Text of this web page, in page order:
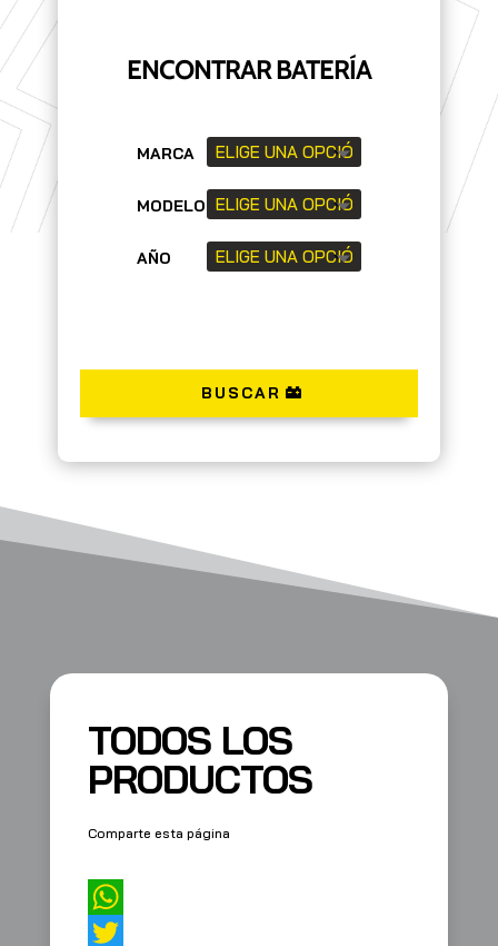
ENCONTRAR BATERÍA
MARCA
MODELO
AÑO
BUSCAR
TODOS LOS
PRODUCTOS
Comparte esta página